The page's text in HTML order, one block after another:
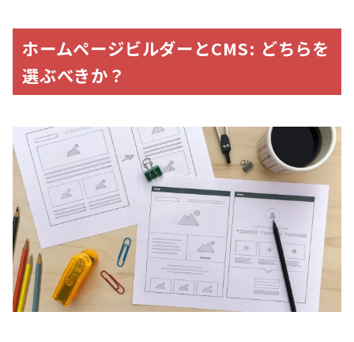
ホームページビルダーとCMS: どちらを
選ぶべきか？